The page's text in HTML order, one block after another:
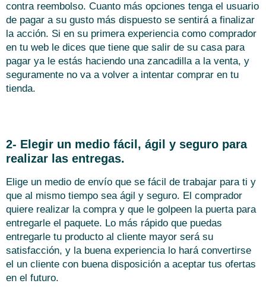
contra reembolso. Cuanto más opciones tenga el usuario
de pagar a su gusto más dispuesto se sentirá a finalizar
la acción. Si en su primera experiencia como comprador
en tu web le dices que tiene que salir de su casa para
pagar ya le estás haciendo una zancadilla a la venta, y
seguramente no va a volver a intentar comprar en tu
tienda.
2- Elegir un medio fácil, ágil y seguro para
realizar las entregas.
Elige un medio de envío que se fácil de trabajar para ti y
que al mismo tiempo sea ágil y seguro. El comprador
quiere realizar la compra y que le golpeen la puerta para
entregarle el paquete. Lo más rápido que puedas
entregarle tu producto al cliente mayor será su
satisfacción, y la buena experiencia lo hará convertirse
el un cliente con buena disposición a aceptar tus ofertas
en el futuro.